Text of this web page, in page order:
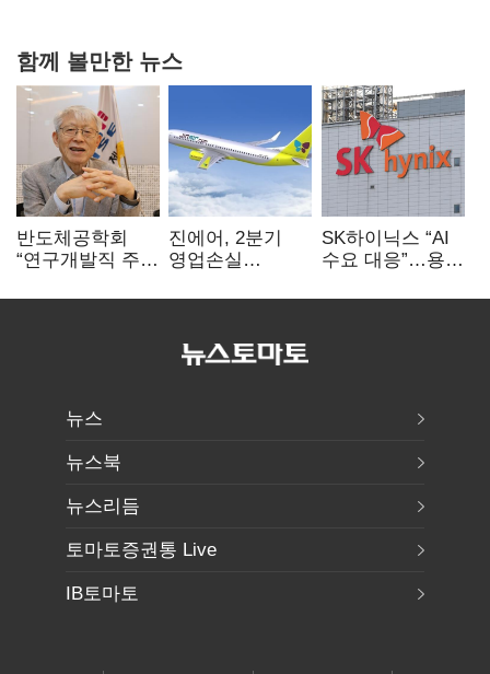
함께 볼만한 뉴스
반도체공학회
“연구개발직 주
개선해야”
진에어, 2분기
영업손실
상승 여파
SK하이닉스 “AI
수요 대응”…용인
투자
뉴스
뉴스북
뉴스리듬
토마토증권통 Live
IB토마토